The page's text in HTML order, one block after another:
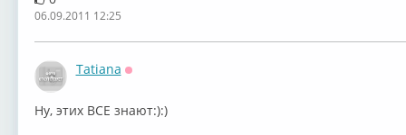
06.09.2011 12:25
Tatiana
Ну, этих ВСЕ знают:):)